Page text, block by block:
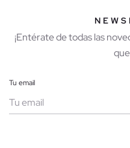
¡Entérate de todas las
Tu email